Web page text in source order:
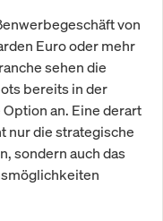
von
Euro oder mehr
sehen die
bereits in der
an. Eine derart
nur die strategische
sondern auch das